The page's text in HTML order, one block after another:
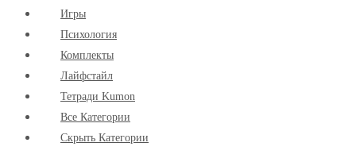
Игры
Психология
Комплекты
Лайфстайл
Тетради Kumon
Все Категории
Скрыть Категории